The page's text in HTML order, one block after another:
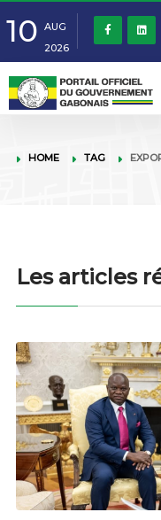
10 AUG
2026
HOME TAG
Les articles